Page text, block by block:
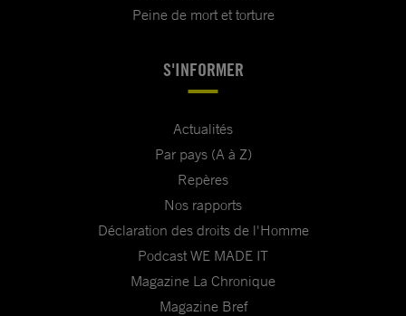
Peine de mort et torture
S'INFORMER
Actualités
Par pays (A à Z)
Repères
Nos rapports
Déclaration des droits de l'Homme
Podcast WE MADE IT
Magazine La Chronique
Magazine Bref